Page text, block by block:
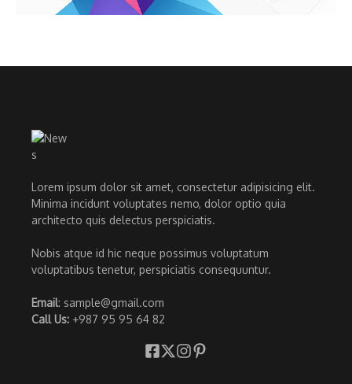
Lorem ipsum dolor sit amet, consectetur adipisicing elit.
Minima incidunt voluptates nemo, dolor optio quia
architecto quis delectus perspiciatis.
Nobis atque id hic neque possimus voluptatum
voluptatibus tenetur, perspiciatis consequuntur.
Email: sample@gmail.com
Call Us: +987 95 95 64 82